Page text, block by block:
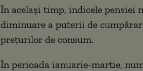
În același timp, indicele pensiei
diminuare a puterii de
prețurilor de consum.
În perioada ianuarie-martie,